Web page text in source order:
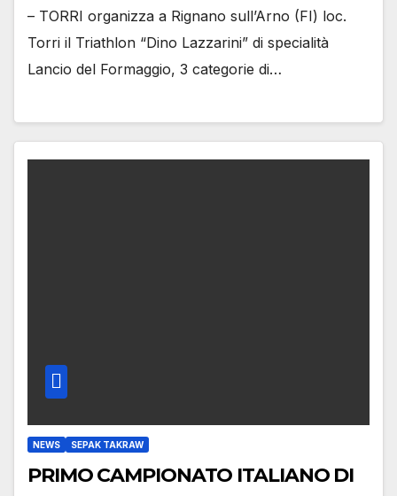
– TORRI organizza a Rignano sull’Arno (FI) loc.
Torri il Triathlon “Dino Lazzarini” di specialità
Lancio del Formaggio, 3 categorie di…
NEWS SEPAK TAKRAW
PRIMO CAMPIONATO ITALIANO DI